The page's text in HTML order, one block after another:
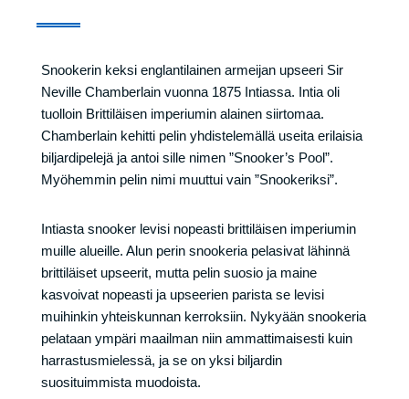
Snookerin keksi englantilainen armeijan upseeri Sir
Neville Chamberlain vuonna 1875 Intiassa. Intia oli
tuolloin Brittiläisen imperiumin alainen siirtomaa.
Chamberlain kehitti pelin yhdistelemällä useita erilaisia
biljardipelejä ja antoi sille nimen ”Snooker’s Pool”.
Myöhemmin pelin nimi muuttui vain ”Snookeriksi”.
Intiasta snooker levisi nopeasti brittiläisen imperiumin
muille alueille. Alun perin snookeria pelasivat lähinnä
brittiläiset upseerit, mutta pelin suosio ja maine
kasvoivat nopeasti ja upseerien parista se levisi
muihinkin yhteiskunnan kerroksiin. Nykyään snookeria
pelataan ympäri maailman niin ammattimaisesti kuin
harrastusmielessä, ja se on yksi biljardin
suosituimmista muodoista.